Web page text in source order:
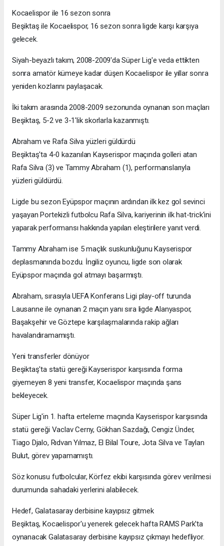
Kocaelispor ile 16 sezon sonra
Beşiktaş ile Kocaelispor, 16 sezon sonra ligde karşı karşıya
gelecek.
Siyah-beyazlı takım, 2008-2009'da Süper Lig'e veda ettikten
sonra amatör kümeye kadar düşen Kocaelispor ile yıllar sonra
yeniden kozlarını paylaşacak.
İki takım arasında 2008-2009 sezonunda oynanan son maçları
Beşiktaş, 5-2 ve 3-1'lik skorlarla kazanmıştı.
Abraham ve Rafa Silva yüzleri güldürdü
Beşiktaş'ta 4-0 kazanılan Kayserispor maçında golleri atan
Rafa Silva (3) ve Tammy Abraham (1), performanslarıyla
yüzleri güldürdü.
Ligde bu sezon Eyüpspor maçının ardından ilk kez gol sevinci
yaşayan Portekizli futbolcu Rafa Silva, kariyerinin ilk hat-trick'ini
yaparak performansı hakkında yapılan eleştirilere yanıt verdi.
Tammy Abraham ise 5 maçlık suskunluğunu Kayserispor
deplasmanında bozdu. İngiliz oyuncu, ligde son olarak
Eyüpspor maçında gol atmayı başarmıştı.
Abraham, sırasıyla UEFA Konferans Ligi play-off turunda
Lausanne ile oynanan 2 maçın yanı sıra ligde Alanyaspor,
Başakşehir ve Göztepe karşılaşmalarında rakip ağları
havalandıramamıştı.
Yeni transferler dönüyor
Beşiktaş'ta statü gereği Kayserispor karşısında forma
giyemeyen 8 yeni transfer, Kocaelispor maçında şans
bekleyecek.
Süper Lig'in 1. hafta erteleme maçında Kayserispor karşısında
statü gereği Vaclav Cerny, Gökhan Sazdağı, Cengiz Ünder,
Tiago Djalo, Rıdvan Yılmaz, El Bilal Toure, Jota Silva ve Taylan
Bulut, görev yapamamıştı.
Söz konusu futbolcular, Körfez ekibi karşısında görev verilmesi
durumunda sahadaki yerlerini alabilecek.
Hedef, Galatasaray derbisine kayıpsız gitmek
Beşiktaş, Kocaelispor'u yenerek gelecek hafta RAMS Park'ta
oynanacak Galatasaray derbisine kayıpsız çıkmayı hedefliyor.